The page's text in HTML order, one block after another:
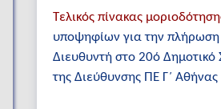
Τελικός πίνακας
υποψηφίων για την πλήρωση
Διευθυντή στο 20ό Δημοτικό
της Διεύθυνσης ΠΕ Γ΄ Αθήνας